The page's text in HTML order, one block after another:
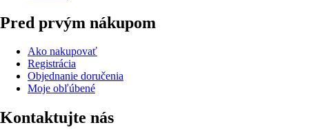
Pred prvým nákupom
Ako nakupovať
Registrácia
Objednanie doručenia
Moje obľúbené
Kontaktujte nás